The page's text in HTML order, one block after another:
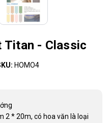
Titan - Classic
HOMO4
2 * 20m, có hoa văn là loại